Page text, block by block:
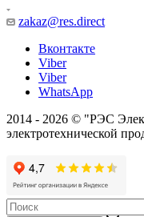
zakaz@res.direct
Вконтакте
Viber
Viber
WhatsApp
2014 - 2026 © "РЭС
электротехнической